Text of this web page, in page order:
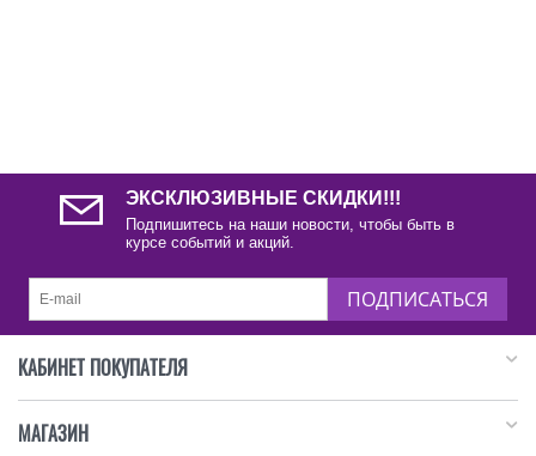
ЭКСКЛЮЗИВНЫЕ СКИДКИ!!!
Подпишитесь на наши новости, чтобы быть в
курсе событий и акций.
ПОДПИСАТЬСЯ
КАБИНЕТ ПОКУПАТЕЛЯ
МАГАЗИН